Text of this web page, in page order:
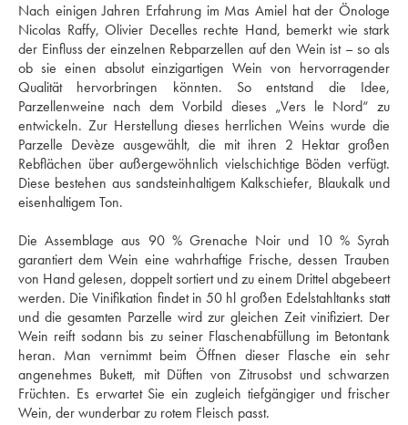
Nach einigen Jahren Erfahrung im Mas Amiel hat der Önologe
Nicolas Raffy, Olivier Decelles rechte Hand, bemerkt wie stark
der Einfluss der einzelnen Rebparzellen auf den Wein ist – so als
ob sie einen absolut einzigartigen Wein von hervorragender
Qualität hervorbringen könnten. So entstand die Idee,
Parzellenweine nach dem Vorbild dieses „Vers le Nord“ zu
entwickeln. Zur Herstellung dieses herrlichen Weins wurde die
Parzelle Devèze ausgewählt, die mit ihren 2 Hektar großen
Rebflächen über außergewöhnlich vielschichtige Böden verfügt.
Diese bestehen aus sandsteinhaltigem Kalkschiefer, Blaukalk und
eisenhaltigem Ton.
Die Assemblage aus 90 % Grenache Noir und 10 % Syrah
garantiert dem Wein eine wahrhaftige Frische, dessen Trauben
von Hand gelesen, doppelt sortiert und zu einem Drittel abgebeert
werden. Die Vinifikation findet in 50 hl großen Edelstahltanks statt
und die gesamten Parzelle wird zur gleichen Zeit vinifiziert. Der
Wein reift sodann bis zu seiner Flaschenabfüllung im Betontank
heran. Man vernimmt beim Öffnen dieser Flasche ein sehr
angenehmes Bukett, mit Düften von Zitrusobst und schwarzen
Früchten. Es erwartet Sie ein zugleich tiefgängiger und frischer